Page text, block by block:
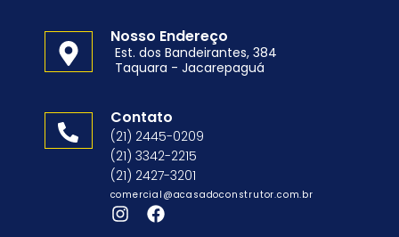
Nosso Endereço
Est. dos Bandeirantes, 384
Taquara - Jacarepaguá
Contato
(21) 2445-0209
(21) 3342-2215
(21) 2427-3201
comercial@acasadoconstrutor.com.br